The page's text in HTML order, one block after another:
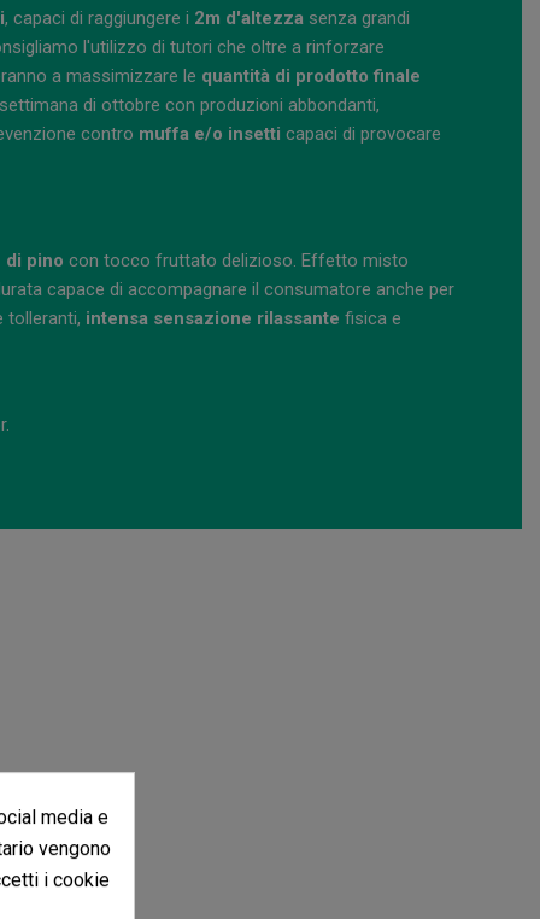
, capaci di raggiungere i 2m d'altezza senza grandi
l'utilizzo di tutori che oltre a rinforzare
a massimizzare le quantità di prodotto finale
di ottobre con produzioni abbondanti,
contro muffa e/o insetti capaci di provocare
di pino con tocco fruttato delizioso. Effetto misto
capace di accompagnare il consumatore anche per
tolleranti, intensa sensazione rilassante fisica e
media e
vengono
i cookie